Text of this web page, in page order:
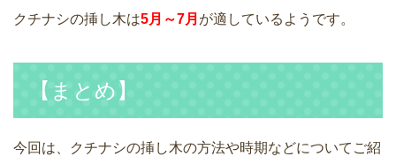
クチナシの挿し木は5月～7月 が適しているようです。
【まとめ】
今回は、クチナシの挿し木の方法や時期などについてご紹